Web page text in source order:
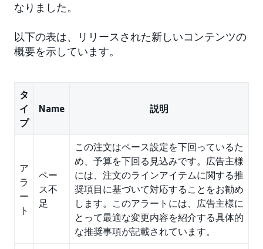
なりました。
以下の表は、リリースされた新しいコンテンツの
概要を示しています。
タ
イ
プ
Name 説明
ア
ラ
ー
ト
ペー
ス不
足
この注文はペース設定を下回っているた
め、予算を下回る見込みです。広告主様
には、注文のラインアイテムに関する推
奨項目に基づいて対応することをお勧め
します。このアラートには、広告主様に
とって最適な変更内容を紹介する具体的
な推奨事項が記載されています。